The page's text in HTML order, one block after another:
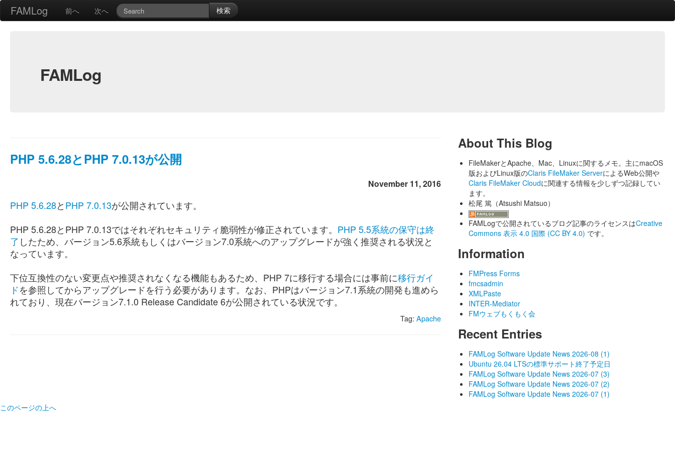
FAMLog 前へ 次へ 検索
FAMLog
PHP 5.6.28とPHP 7.0.13が公開
November 11, 2016
PHP 5.6.28とPHP 7.0.13が公開されています。
PHP 5.6.28とPHP 7.0.13ではそれぞれセキュリティ脆弱性が修正されています。 PHP 5.5系統の保守は終
了 したため、バージョン5.6系統もしくはバージョン7.0系統へのアップグレードが強く推奨される状況と
なっています。
下位互換性のない変更点や推奨されなくなる機能もあるため、PHP 7に移行する場合には事前に移行ガイ
ドを参照してからアップグレードを行う必要があります。なお、PHPはバージョン7.1系統の開発も進めら
れており、現在バージョン7.1.0 Release Candidate 6が公開されている状況です。
Tag:Apache
About This Blog
FileMakerとApache、Mac、Linuxに関するメモ。主にmacOS
版およびLinux版のClaris FileMaker ServerによるWeb公開や
Claris FileMaker Cloudに関連する情報を少しずつ記録してい
ます。
松尾 篤（Atsushi Matsuo）
FAMLogで公開されているブログ記事のライセンスはCreative
Commons 表示 4.0 国際 (CC BY 4.0) です。
Information
FMPress Forms
fmcsadmin
XMLPaste
INTER-Mediator
FMウェブもくもく会
Recent Entries
FAMLog Software Update News 2026-08 (1)
Ubuntu 26.04 LTSの標準サポート終了予定日
FAMLog Software Update News 2026-07 (3)
FAMLog Software Update News 2026-07 (2)
FAMLog Software Update News 2026-07 (1)
このページの上へ